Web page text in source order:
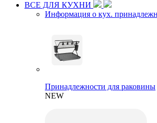
ВСЕ ДЛЯ КУХНИ
Информация о кух.
Принадлежности для раковины
NEW